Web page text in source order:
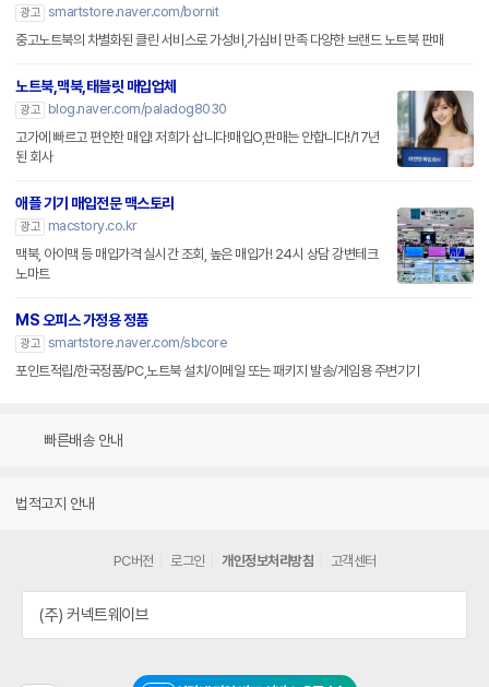
광고 smartstore.naver.com/bornit
중고노트북의 차별화된 클린 서비스로 가성비,가심비 만족 다양한 브랜드 노트북 판매
노트북,맥북,태블릿 매입업체
광고
blog.naver.com/paladog8030
고가에 빠르고 편안한 매입! 저희가 삽니다!매입O,판매는 안합니다!/17년
된 회사
애플 기기 매입전문 맥스토리
광고
macstory.co.kr
맥북, 아이맥 등 매입가격 실시간 조회, 높은 매입가! 24시 상담 강변테크
노마트
MS 오피스 가정용 정품
광고 smartstore.naver.com/sbcore
포인트적립/한국정품/PC,노트북 설치/이메일 또는 패키지 발송/게임용 주변기기
빠른배송 안내
법적고지 안내
PC버전 로그인 개인정보처리방침 고객센터
(주) 커넥트웨이브